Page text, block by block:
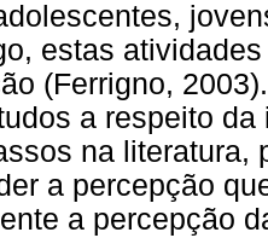
estas
(Ferrigno,
a respeito
na literatura,
a percepção
a percepção